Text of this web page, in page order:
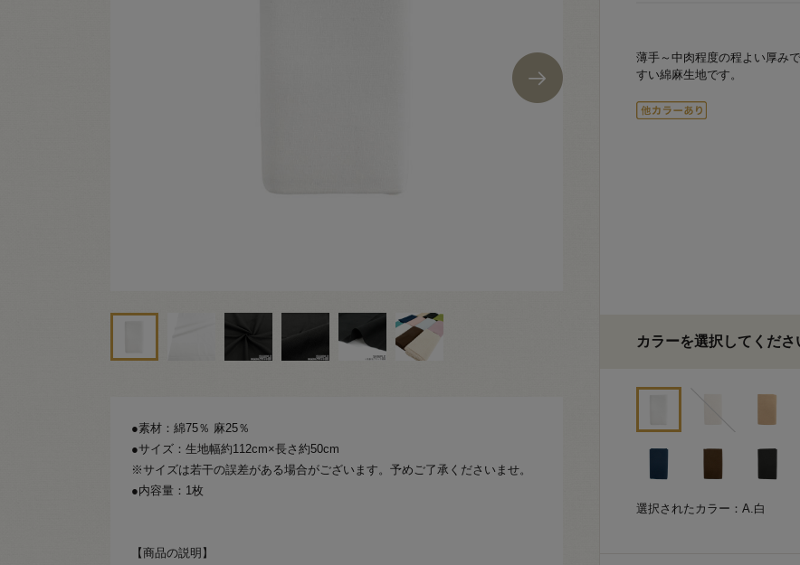
●素材：綿75％ 麻25％
●サイズ：生地幅約112cm×長さ約50cm
※サイズは若干の誤差がある場合がございます。予めご了承くださいませ。
●内容量：1枚
【商品の説明】
薄手～中肉程度の程よい厚み
すい綿麻生地です。
カラーを選択してくださ
選択されたカラー：A.白